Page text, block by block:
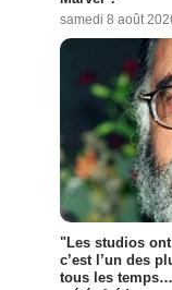
samedi 8 août
"Les studios
c’est l’un des
tous les